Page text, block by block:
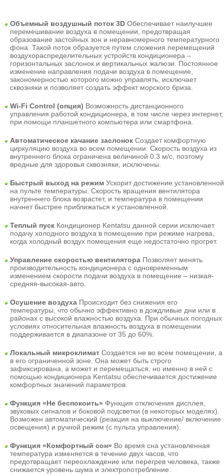
Объемный воздушный поток 3D Обеспечивает наилучшее
перемешивание воздуха в помещении, предотвращая
образование застойных зон и неравномерного температурного
фона. Такой поток образуется путем сложения перемещений
воздухораспределительных устройств кондиционера –
горизонтальных заслонок и вертикальных жалюзи. Постоянное
изменение направления подачи воздуха в помещение,
закономерностью которого можно управлять, исключает
сквозняки и позволяет создать эффект морского бриза.
Wi-Fi Control (опция) Возможность дистанционного
управления работой кондиционера, в том числе через интернет,
при помощи планшетного компьютера или смартфона.
Автоматическое качание заслонок Создает комфортную
циркуляцию воздуха во всем помещении. Скорость воздуха из
внутреннего блока ограничена величиной 0.3 м/с, поэтому
вредные для здоровья сквозняки, исключены.
Быстрый выход на режим Ускорит достижение установленной
на пульте температуры. Скорость вращения вентилятора
внутреннего блока возрастет, и температура в помещении
начнет быстрее приближаться к установленной.
Теплый пуск Кондиционер Kentatsu данной серии исключает
подачу холодного воздуха в помещение при режиме нагрева,
когда холодный воздух помещения еще недостаточно прогрет.
Управление скоростью вентилятора Позволяет менять
производительность кондиционера с одновременным
изменением скорости подачи воздуха в помещение – низкая-
средняя-высокая-авто.
Осушение воздуха Происходит без снижения его
температуры, что обычно эффективно в дождливые дни или в
районах с высокой влажностью воздуха. При обычных погодных
условиях относительная влажность воздуха в помещении
поддерживается в диапазоне от 35 до 60%.
Локальный микроклимат Создается не во всем помещении, а
в его ограниченной зоне. Она может быть строго
зафиксирована, а может и перемещаться, но именно в ней с
помощью кондиционера Kentatsu обеспечивается достижение
комфортных значений параметров.
Функция «Не беспокоить» Функция отключения дисплея,
звуковых сигналов и боковой подсветки (в некоторых моделях).
Возможен автоматический (реакция на выключение/ включение
освещения) и ручной режим (с пульта управления).
Функция «Комфортный сон» Во время сна установленная
температура изменяется в течение двух часов, что
предотвращает переохлаждение или перегрев человека, также
снижается уровень шума и электропотребление.